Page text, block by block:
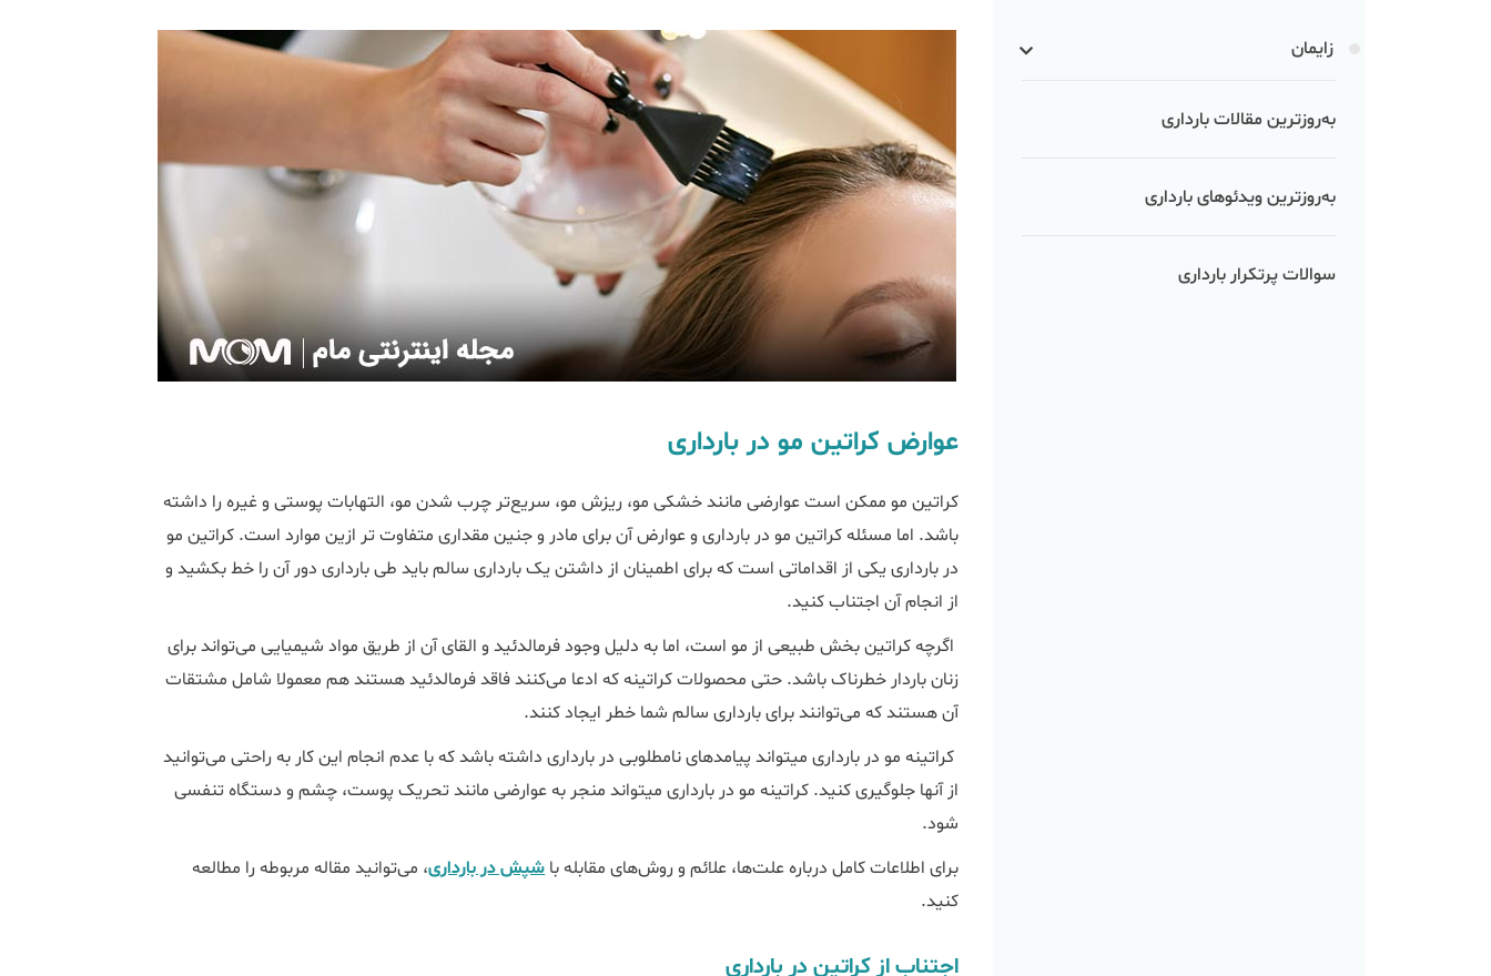
زایمان
به‌روزترین مقالات بارداری
به‌روزترین ویدئوهای بارداری
سوالات پرتکرار بارداری
عوارض کراتین مو در بارداری
کراتین مو ممکن است عوارضی مانند خشکی مو، ریزش مو، سریع‌تر چرب شدن مو، التهابات پوستی و غیره را داشته
باشد. اما مسئله کراتین مو در بارداری و عوارض آن برای مادر و جنین مقداری متفاوت تر ازین موارد است. کراتین مو
در بارداری یکی از اقداماتی است که برای اطمینان از داشتن یک بارداری سالم باید طی بارداری دور آن را خط بکشید و
از انجام آن اجتناب کنید.
اگرچه کراتین بخش طبیعی از مو است، اما به دلیل وجود فرمالدئید و القای آن از طریق مواد شیمیایی می‎‌تواند برای
زنان باردار خطرناک باشد. حتی محصولات کراتینه که ادعا می‌کنند فاقد فرمالدئید هستند هم معمولا شامل مشتقات
آن هستند که می‌توانند برای بارداری سالم شما خطر ایجاد کنند.
کراتینه مو در بارداری می‎تواند پیامدهای نامطلوبی در بارداری داشته باشد که با عدم انجام این کار به راحتی می‌‏توانید
از آن‎ها جلوگیری کنید. کراتینه مو در بارداری می‎تواند منجر به عوارضی مانند تحریک پوست، چشم و دستگاه تنفسی
شود.
برای اطلاعات کامل درباره علت‌ها، علائم و روش‌های مقابله باشپش در بارداری، می‌توانید مقاله مربوطه را مطالعه
کنید.
اجتناب از کراتین در بارداری